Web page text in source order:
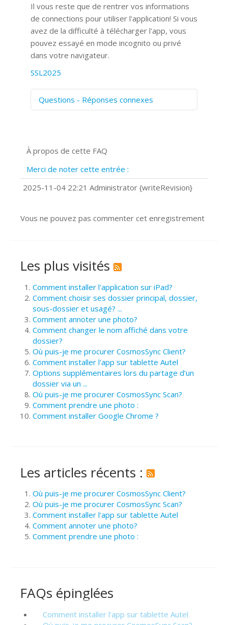
Il vous reste que de rentrer vos informations
de connections pour utiliser l'application! Si vous
avez de la difficulté à télécharger l'app, vous
pouvez essayé en mode incognito ou privé
dans votre navigateur.
SSL2025
Questions - Réponses connexes
Prise de vue 360°
?
Comment installer Google Chrome ?
À propos de cette FAQ
Merci de noter cette entrée :
2025-11-04 22:21 Administrator {writeRevision}
Vous ne pouvez pas commenter cet enregistrement
Les plus visités
Comment installer l'application sur iPad?
Comment choisir ses dossier principal, dossier,
sous-dossier et usagé? ...
Comment annoter une photo?
Comment changer le nom affiché dans votre
dossier?
Où puis-je me procurer CosmosSync Client?
Comment installer l'app sur tablette Autel
Options supplémentaires lors du partage d’un
dossier via un ...
Où puis-je me procurer CosmosSync Scan?
Comment prendre une photo :
Comment installer Google Chrome ?
Les articles récents :
Où puis-je me procurer CosmosSync Client?
Où puis-je me procurer CosmosSync Scan?
Comment installer l'app sur tablette Autel
Comment annoter une photo?
Comment prendre une photo :
FAQs épinglées
Comment installer l'app sur tablette Autel